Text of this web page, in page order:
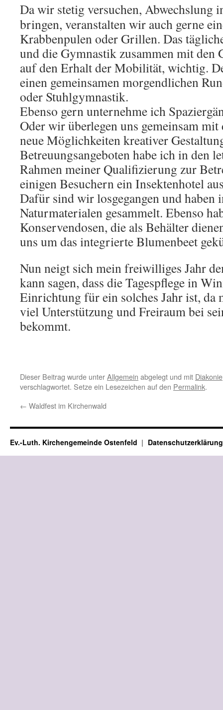
Da wir stetig versuchen, Abwechslung
bringen, veranstalten wir auch gerne
Krabbenpulen oder Grillen. Das
und die Gymnastik zusammen mit den
auf den Erhalt der Mobilität, wichtig.
einen gemeinsamen morgendlichen
oder Stuhlgymnastik.
Ebenso gern unternehme ich
Oder wir überlegen uns gemeinsam
neue Möglichkeiten kreativer
Betreuungsangeboten habe ich in den
Rahmen meiner Qualifizierung zur
einigen Besuchern ein Insektenhotel
Dafür sind wir losgegangen und haben
Naturmaterialen gesammelt. Ebenso
Konservendosen, die als Behälter
uns um das integrierte Blumenbeet
Nun neigt sich mein freiwilliges Jahr
kann sagen, dass die Tagespflege in
Einrichtung für ein solches Jahr ist, da
viel Unterstützung und Freiraum bei
bekommt.
Dieser Beitrag wurde unterAllgemein abgelegt und mit Diakonie
verschlagwortet. Setze ein Lesezeichen auf den Permalink.
← Waldfest im Kirchenwald
Ev.-Luth. Kirchengemeinde Ostenfeld Datenschutzerklärung